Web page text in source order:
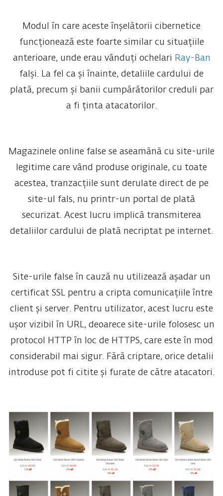
Modul în care aceste înșelătorii cibernetice
funcționează este foarte similar cu situațiile
anterioare, unde erau vânduți ochelari Ray-Ban
falși. La fel ca și înainte, detaliile cardului de
plată, precum și banii cumpărătorilor creduli par
a fi ținta atacatorilor.
Magazinele online false se aseamănă cu site-urile
legitime care vând produse originale, cu toate
acestea, tranzacțiile sunt derulate direct de pe
site-ul fals, nu printr-un portal de plată
securizat. Acest lucru implică transmiterea
detaliilor cardului de plată necriptat pe internet.
Site-urile false în cauză nu utilizează așadar un
certificat SSL pentru a cripta comunicațiile între
client și server. Pentru utilizator, acest lucru este
ușor vizibil în URL, deoarece site-urile folosesc un
protocol HTTP în loc de HTTPS, care este în mod
considerabil mai sigur. Fără criptare, orice detalii
introduse pot fi citite și furate de către atacatori.